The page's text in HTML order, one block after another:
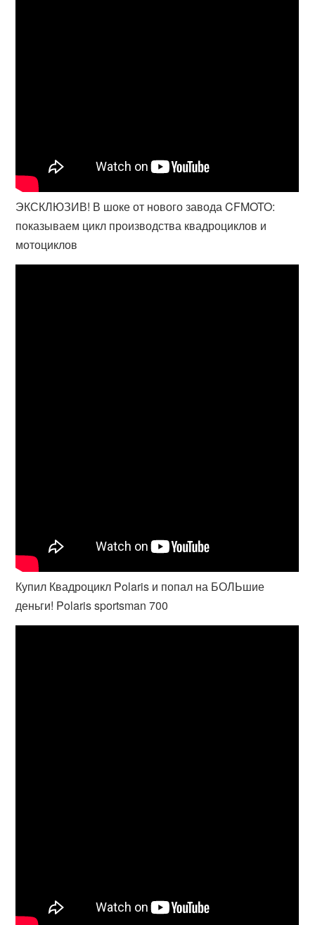
ЭКСКЛЮЗИВ! В шоке от нового завода CFMOTO:
показываем цикл производства квадроциклов и
мотоциклов
Купил Квадроцикл Polaris и попал на БОЛЬшие
деньги! Polaris sportsman 700